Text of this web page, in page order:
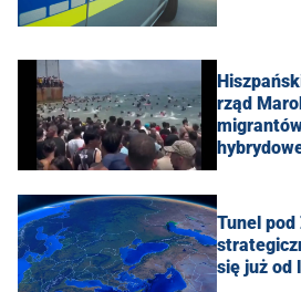
rząd
Tunel
się już od